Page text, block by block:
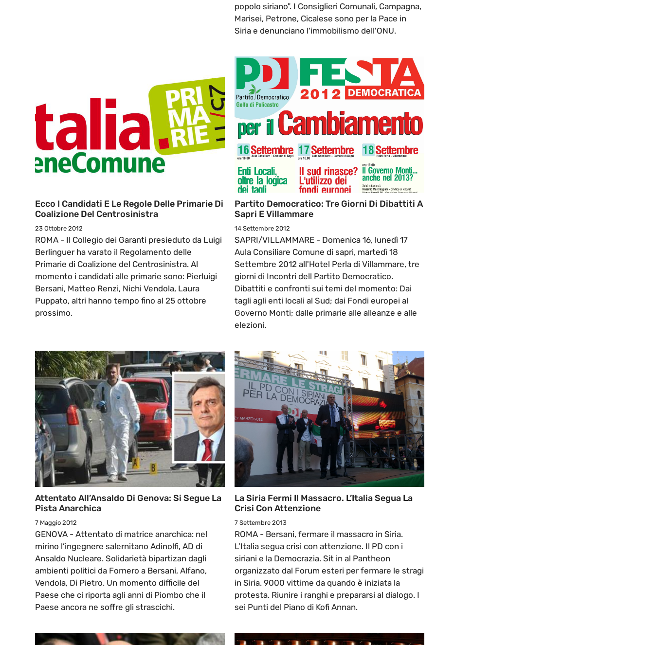
popolo siriano". I Consiglieri Comunali, Campagna,
Marisei, Petrone, Cicalese sono per la Pace in
Siria e denunciano l'immobilismo dell'ONU.
Ecco I Candidati E Le Regole Delle Primarie Di
Coalizione Del Centrosinistra
23 Ottobre 2012
ROMA - Il Collegio dei Garanti presieduto da Luigi
Berlinguer ha varato il Regolamento delle
Primarie di Coalizione del Centrosinistra. Al
momento i candidati alle primarie sono: Pierluigi
Bersani, Matteo Renzi, Nichi Vendola, Laura
Puppato, altri hanno tempo fino al 25 ottobre
prossimo.
Partito Democratico: Tre Giorni Di Dibattiti A
Sapri E Villammare
14 Settembre 2012
SAPRI/VILLAMMARE - Domenica 16, lunedì 17
Aula Consiliare Comune di sapri, martedì 18
Settembre 2012 all'Hotel Perla di Villammare, tre
giorni di Incontri dell Partito Democratico.
Dibattiti e confronti sui temi del momento: Dai
tagli agli enti locali al Sud; dai Fondi europei al
Governo Monti; dalle primarie alle alleanze e alle
elezioni.
Attentato All’Ansaldo Di Genova: Si Segue La
Pista Anarchica
7 Maggio 2012
GENOVA - Attentato di matrice anarchica: nel
mirino l’ingegnere salernitano Adinolfi, AD di
Ansaldo Nucleare. Solidarietà bipartizan dagli
ambienti politici da Fornero a Bersani, Alfano,
Vendola, Di Pietro. Un momento difficile del
Paese che ci riporta agli anni di Piombo che il
Paese ancora ne soffre gli strascichi.
La Siria Fermi Il Massacro. L’Italia Segua La
Crisi Con Attenzione
7 Settembre 2013
ROMA - Bersani, fermare il massacro in Siria.
L'Italia segua crisi con attenzione. Il PD con i
siriani e la Democrazia. Sit in al Pantheon
organizzato dal Forum esteri per fermare le stragi
in Siria. 9000 vittime da quando è iniziata la
protesta. Riunire i ranghi e prepararsi al dialogo. I
sei Punti del Piano di Kofi Annan.